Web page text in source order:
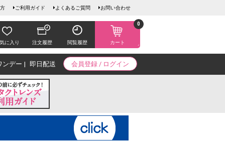
ご利用ガイド よくあるご質問 お問い合わせ
に入り 注文履歴 閲覧履歴 カート
0
会員登録 / ログイン
ンデー 即日配送